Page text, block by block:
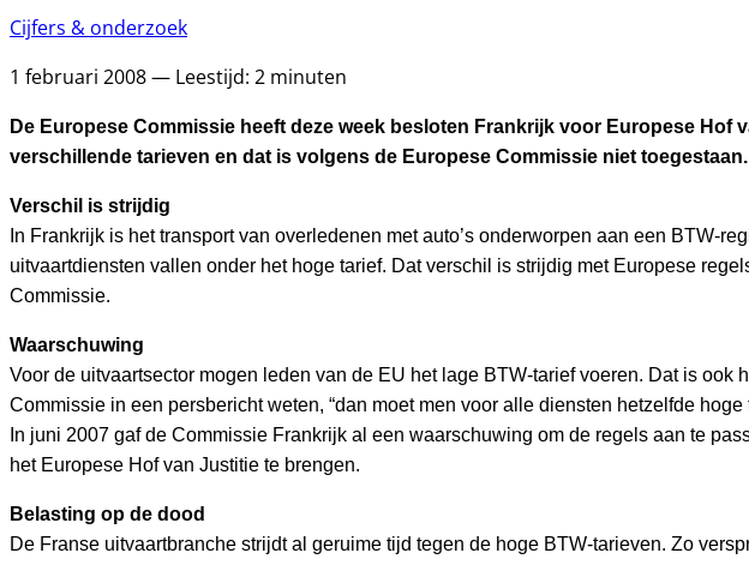
Cijfers & onderzoek
1 februari 2008 — Leestijd: 2 minuten
De Europese Commissie heeft deze week besloten Frankrijk voor Europese
verschillende tarieven en dat is volgens de Europese Commissie niet toegestaan.
Verschil is strijdig
In Frankrijk is het transport van overledenen met auto’s onderworpen aan een BTW-
uitvaartdiensten vallen onder het hoge tarief. Dat verschil is strijdig met Europese
Commissie.
Waarschuwing
Voor de uitvaartsector mogen leden van de EU het lage BTW-tarief voeren. Dat is
Commissie in een persbericht weten, “dan moet men voor alle diensten hetzelfde hoge
In juni 2007 gaf de Commissie Frankrijk al een waarschuwing om de regels aan te
het Europese Hof van Justitie te brengen.
Belasting op de dood
De Franse uitvaartbranche strijdt al geruime tijd tegen de hoge BTW-tarieven. Zo